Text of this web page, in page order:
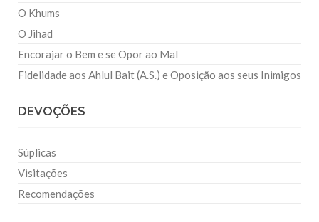
O Khums
O Jihad
Encorajar o Bem e se Opor ao Mal
Fidelidade aos Ahlul Bait (A.S.) e Oposição aos seus Inimigos
DEVOÇÕES
Súplicas
Visitações
Recomendações